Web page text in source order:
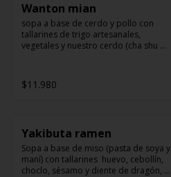
Wanton mian
sopa a base de cerdo y pollo con
tallarines de trigo artesanales,
vegetales y nuestro cerdo (cha shu
$11.980
Yakibuta ramen
Sopa a base de miso (pasta de soya y
maní) con tallarines  huevo, cebollín,
choclo, sésamo y diente de dragón,